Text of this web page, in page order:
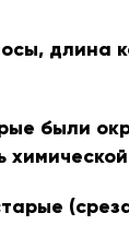
длина
были